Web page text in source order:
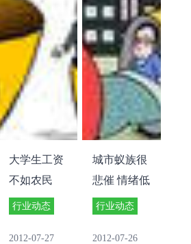
大学生工资
不如农民
工？
行业动态
2012-07-27
城市蚁族很
悲催 情绪低
落 谈婚色变
行业动态
2012-07-26